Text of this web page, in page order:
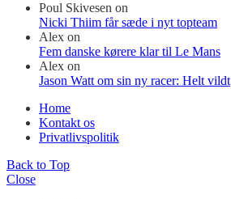
Poul Skivesen on
Nicki Thiim får sæde i nyt topteam
Alex on
Fem danske kørere klar til Le Mans
Alex on
Jason Watt om sin ny racer: Helt vildt
Home
Kontakt os
Privatlivspolitik
Back to Top
Close